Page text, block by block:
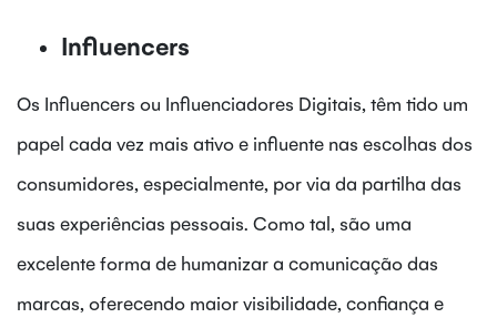
Influencers
Os Influencers ou Influenciadores Digitais, têm tido um
papel cada vez mais ativo e influente nas escolhas dos
consumidores, especialmente, por via da partilha das
suas experiências pessoais. Como tal, são uma
excelente forma de humanizar a comunicação das
marcas, oferecendo maior visibilidade, confiança e